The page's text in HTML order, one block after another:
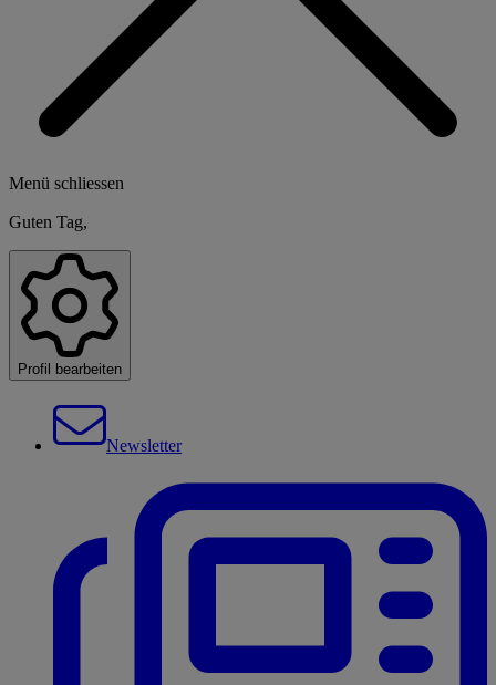
Menü schliessen
Guten Tag,
Profil bearbeiten
Newsletter